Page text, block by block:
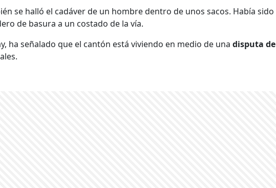
se halló el cadáver de un hombre dentro de unos sacos. Había sido
de basura a un costado de la vía.
ha señalado que el cantón está viviendo en medio de una disputa de